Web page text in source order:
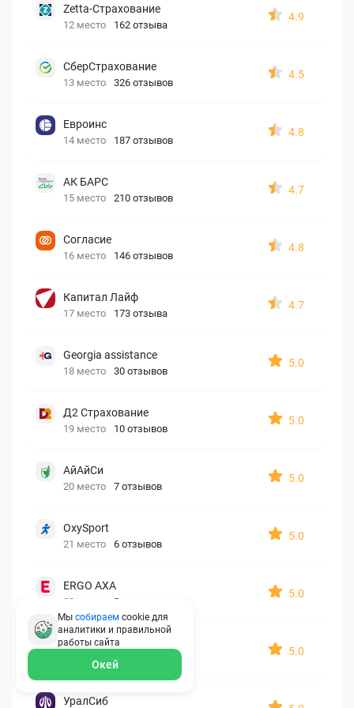
Zetta-Страхование
12 место 162 отзыва
4.9
СберСтрахование
13 место 326 отзывов
4.5
Евроинс
14 место 187 отзывов
4.8
АК БАРС
15 место 210 отзывов
4.7
Согласие
16 место 146 отзывов
4.8
Капитал Лайф
17 место 173 отзыва
4.7
Georgia assistance
18 место 30 отзывов
5.0
Д2 Страхование
19 место 10 отзывов
5.0
АйАйСи
20 место 7 отзывов
5.0
OxySport
21 место 6 отзывов
5.0
ERGO AXA
22 место 2 отзыва
5.0
Oxy Travel Premium
23 место 1 отзыв
5.0
УралСиб
Мы собираем cookie для
аналитики и правильной
работы сайта
Окей